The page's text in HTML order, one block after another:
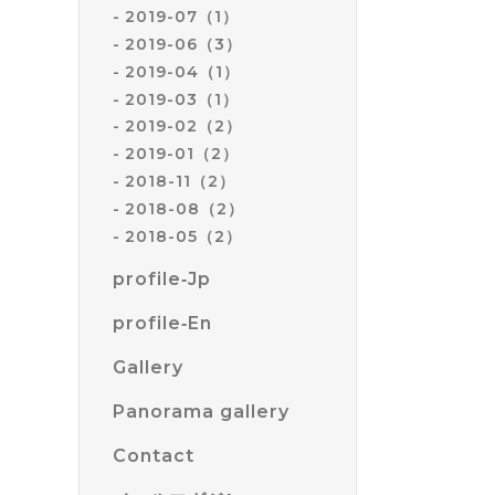
2019-07（1）
2019-06（3）
2019-04（1）
2019-03（1）
2019-02（2）
2019-01（2）
2018-11（2）
2018-08（2）
2018-05（2）
profile‐Jp
profile‐En
Gallery
Panorama gallery
Contact